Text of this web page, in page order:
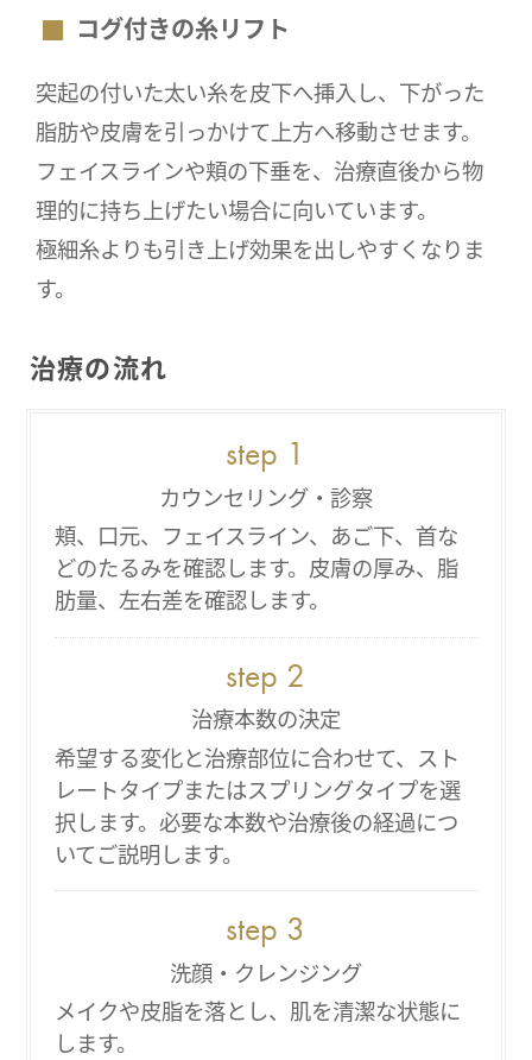
コグ付きの糸リフト
突起の付いた太い糸を皮下へ挿入し、下がった
脂肪や皮膚を引っかけて上方へ移動させます。
フェイスラインや頬の下垂を、治療直後から物
理的に持ち上げたい場合に向いています。
極細糸よりも引き上げ効果を出しやすくなりま
す。
治療の流れ
カウンセリング・診察
頬、口元、フェイスライン、あご下、首な
どのたるみを確認します。皮膚の厚み、脂
肪量、左右差を確認します。
治療本数の決定
希望する変化と治療部位に合わせて、スト
レートタイプまたはスプリングタイプを選
択します。必要な本数や治療後の経過につ
いてご説明します。
洗顔・クレンジング
メイクや皮脂を落とし、肌を清潔な状態に
します。